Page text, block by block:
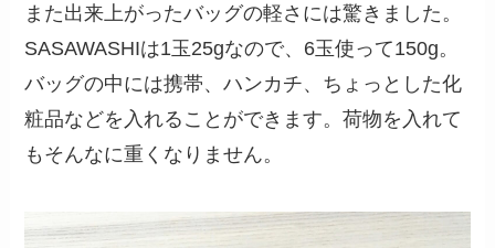
また出来上がったバッグの軽さには驚きました。
SASAWASHIは1玉25gなので、6玉使って150g。
バッグの中には携帯、ハンカチ、ちょっとした化
粧品などを入れることができます。荷物を入れて
もそんなに重くなりません。